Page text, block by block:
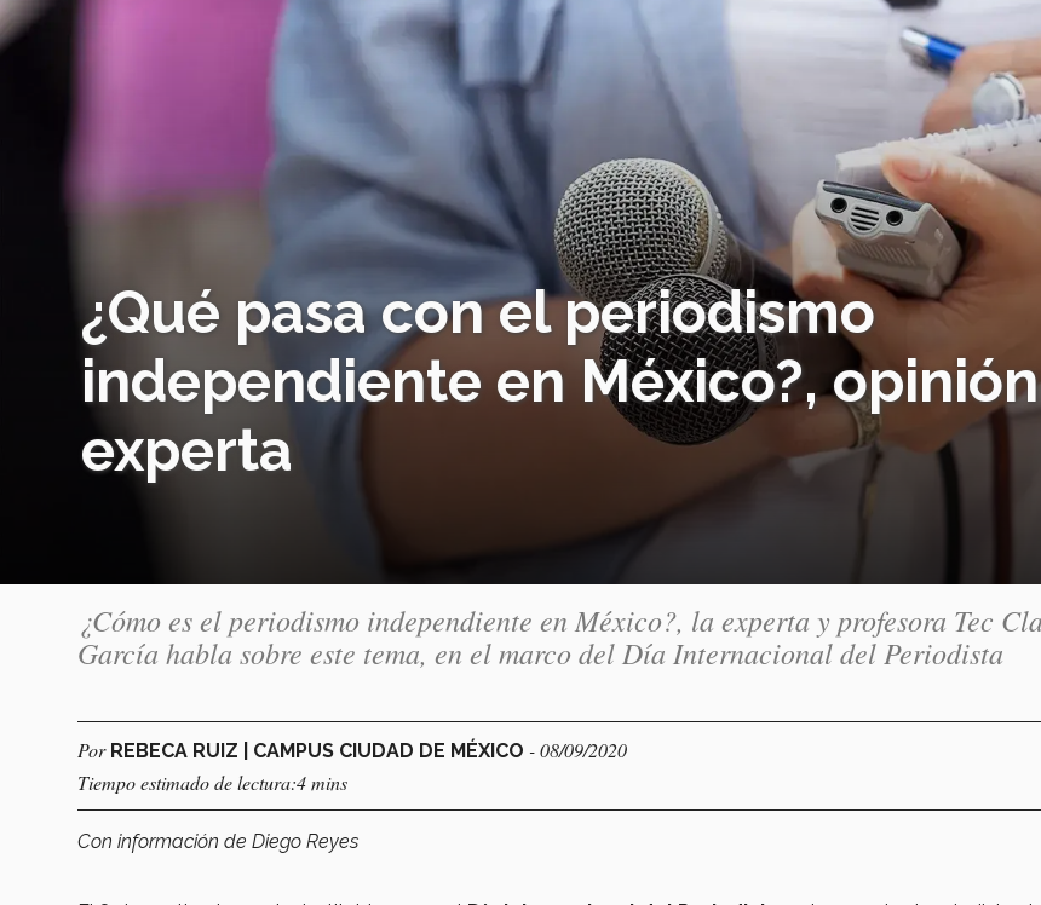
¿Qué pasa con el periodismo
independiente en México?, opinión
experta
¿Cómo es el periodismo independiente en México?, la experta y profesora Tec
García habla sobre este tema, en el marco del Día Internacional del Periodista
Por REBECA RUIZ | CAMPUS CIUDAD DE MÉXICO - 08/09/2020
Tiempo estimado de lectura:4 mins
Con información de Diego Reyes